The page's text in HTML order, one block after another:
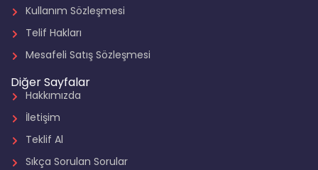
Kullanım Sözleşmesi
Telif Hakları
Mesafeli Satış Sözleşmesi
Diğer Sayfalar
Hakkımızda
İletişim
Teklif Al
Sıkça Sorulan Sorular